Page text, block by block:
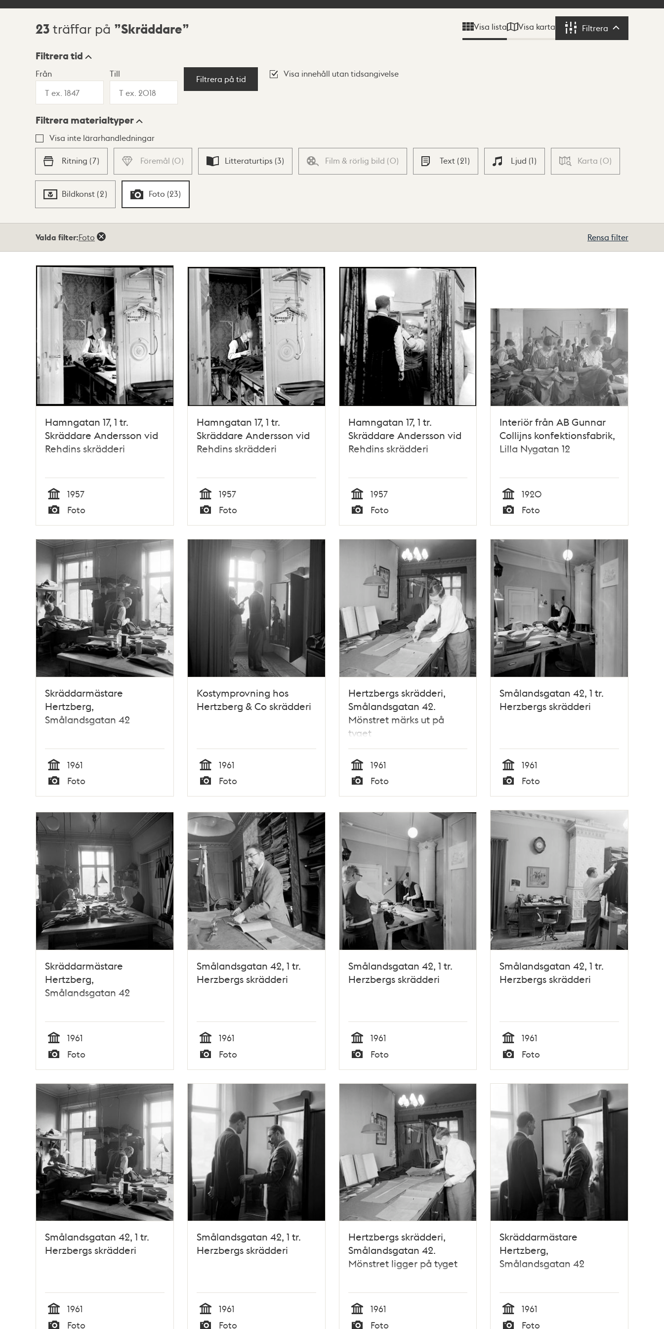
Sökresultat
23 träffar på Skräddare Visa lista Visa karta Filtrera Filtrera
Visningsläge
Lista Karta
Filtrera tid
Från Till
Filtrera på tid
Visa innehåll utan tidsangivelse
Filtrera materialtyper
Visa inte lärarhandledningar
Ritning (7) Föremål (0) Litteraturtips (3) Film & rörlig bild (0) Text (21) Ljud (1) Karta (0)
Bildkonst (2) Foto (23)
Valda filter:Foto Rensa filter
Hamngatan 17, 1 tr.
Skräddare Andersson vid
Rehdins skrädderi
Tid
1957
Typ
Foto
Hamngatan 17, 1 tr.
Skräddare Andersson vid
Rehdins skrädderi
Tid
1957
Typ
Foto
Hamngatan 17, 1 tr.
Skräddare Andersson vid
Rehdins skrädderi
Tid
1957
Typ
Foto
Interiör från AB Gunnar
Collijns konfektionsfabrik,
Lilla Nygatan 12
Tid
1920
Typ
Foto
Skräddarmästare
Hertzberg,
Smålandsgatan 42
Tid
1961
Typ
Foto
Kostymprovning hos
Hertzberg & Co skrädderi
Tid
1961
Typ
Foto
Hertzbergs skrädderi,
Smålandsgatan 42.
Mönstret märks ut på
tyget
Tid
1961
Typ
Foto
Smålandsgatan 42, 1 tr.
Herzbergs skrädderi
Tid
1961
Typ
Foto
Skräddarmästare
Hertzberg,
Smålandsgatan 42
Tid
1961
Foto
Smålandsgatan 42, 1 tr.
Herzbergs skrädderi
Tid
1961
Foto
Smålandsgatan 42, 1 tr.
Herzbergs skrädderi
Tid
1961
Foto
Smålandsgatan 42, 1 tr.
Herzbergs skrädderi
Tid
1961
Foto
Smålandsgatan 42, 1 tr.
Herzbergs skrädderi
Tid
1961
Foto
Smålandsgatan 42, 1 tr.
Herzbergs skrädderi
Tid
1961
Foto
Hertzbergs skrädderi,
Smålandsgatan 42.
Mönstret ligger på tyget
Tid
1961
Foto
Skräddarmästare
Hertzberg,
Smålandsgatan 42
Tid
1961
Foto